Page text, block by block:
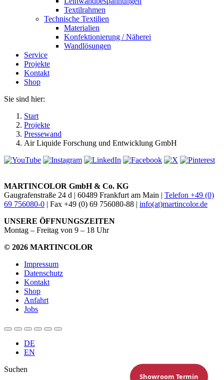
Textilrahmen
Technische Textilien
Materialien
Konfektionierung / Näherei
Wandlösungen
Service
Projekte
Kontakt
Shop
Sie sind hier:
Start
Projekte
Pressewand
Air Liquide Forschung und Entwicklung GmbH
MARTINCOLOR GmbH & Co. KG
Gaugrafenstraße 24 d | 60489 Frankfurt am Main | Telefon +49 (0)
69 756080-0 | Fax +49 (0) 69 756080-88 | info(at)martincolor.de
UNSERE ÖFFNUNGSZEITEN
Montag – Freitag von 9 – 18 Uhr
© 2026 MARTINCOLOR
Impressum
Datenschutz
Kontakt
Shop
Anfahrt
Jobs
DE
EN
Suchen